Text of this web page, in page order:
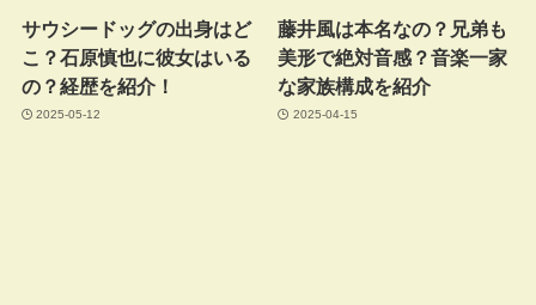
サウシードッグの出身はど
こ？石原慎也に彼女はいる
の？経歴を紹介！
2025-05-12
藤井風は本名なの？兄弟も
美形で絶対音感？音楽一家
な家族構成を紹介
2025-04-15